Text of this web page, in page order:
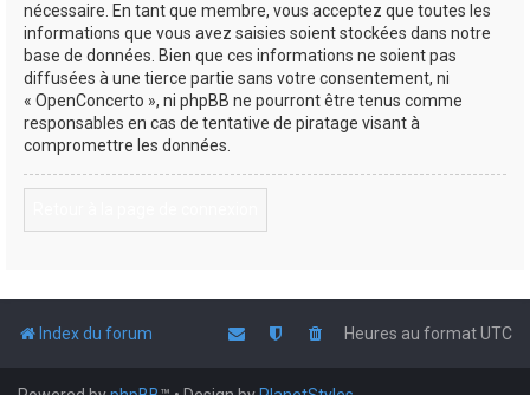
nécessaire. En tant que membre, vous acceptez que toutes les
informations que vous avez saisies soient stockées dans notre
base de données. Bien que ces informations ne soient pas
diffusées à une tierce partie sans votre consentement, ni
« OpenConcerto », ni phpBB ne pourront être tenus comme
responsables en cas de tentative de piratage visant à
compromettre les données.
Index du forum Heures au formatUTC